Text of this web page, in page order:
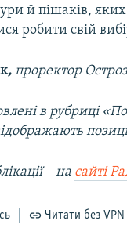
й пішаків,
робити свій
, проректор
в рубриці
–​на сайті
Читати без VPN